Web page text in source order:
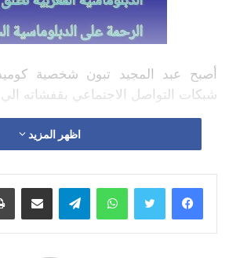
أصبح عبد المجيد تبون شخصية
شبكات التواصل الاجتماعي بقفشاته الي
كما اصبح محط سخرية بكذبه المتكرر
من الحياء أو من جدية شخصية رئيس
ريادتها لقارة افريقيا وأنها قوة إقليمية
والمؤثر …
آخر ما جادت به قريحة تبون ،جاء
اظهر المزيد
واتساب تيلقرام مشاركة عبر